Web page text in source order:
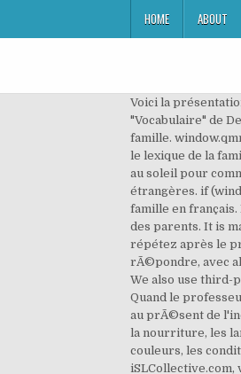
HOME ABOUT
Voici la présentation d’une famille imaginaire. Accueil » Liste des cours » Lexique de la famille : personnes et liens familiaux (A1). 2021 - Découvrez le tableau "Vocabulaire" de Dek sur Pinterest. Apprenez le français avec l'Atelier du français.Aujourd'hui l'Atelier du français vous propose d'étudier le vocabulaire de la famille. window.qmn_quiz_data = new Object(); De quoi enrichir son vocabulaire et appr... 9,117 Downloads . A l'oral, la famille 1- A postcard 2- … Cet article porte sur le lexique de la famille. Le Sud de la France est aussi une région très touristique en été, alors apprenez à demander votre chemin et le vocabulaire lié à la plage et au soleil pour communiquer avec votre entourage. These cookies will be stored in your browser only with your consent. A2/B1. Je suis aussi passionné de langues étrangères. if (window.qmn_quiz_data === undefined) { Bonjour et bienvenu sur COUR FRANÇAIS FACILE Aujourd’hui je vous présente une liste des vocabulaire la famille en français. La famille - Idées pour enseigner le français FLE. Interviews • questions personnelles • ma famille. Les frères et sœurs sont les autres enfants des parents. It is mandatory to procure user